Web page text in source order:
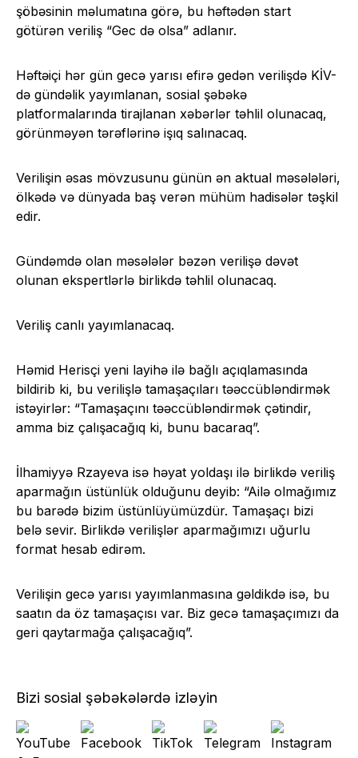
şöbəsinin məlumatına görə, bu həftədən start
götürən veriliş “Gec də olsa” adlanır.
Həftəiçi hər gün gecə yarısı efirə gedən verilişdə KİV-
də gündəlik yayımlanan, sosial şəbəkə
platformalarında tirajlanan xəbərlər təhlil olunacaq,
görünməyən tərəflərinə işıq salınacaq.
Verilişin əsas mövzusunu günün ən aktual məsələləri,
ölkədə və dünyada baş verən mühüm hadisələr təşkil
edir.
Gündəmdə olan məsələlər bəzən verilişə dəvət
olunan ekspertlərlə birlikdə təhlil olunacaq.
Veriliş canlı yayımlanacaq.
Həmid Herisçi yeni layihə ilə bağlı açıqlamasında
bildirib ki, bu verilişlə tamaşaçıları təəccübləndirmək
istəyirlər: “Tamaşaçını təəccübləndirmək çətindir,
amma biz çalışacağıq ki, bunu bacaraq”.
İlhamiyyə Rzayeva isə həyat yoldaşı ilə birlikdə veriliş
aparmağın üstünlük olduğunu deyib: “Ailə olmağımız
bu barədə bizim üstünlüyümüzdür. Tamaşaçı bizi
belə sevir. Birlikdə verilişlər aparmağımızı uğurlu
format hesab edirəm.
Verilişin gecə yarısı yayımlanmasına gəldikdə isə, bu
saatın da öz tamaşaçısı var. Biz gecə tamaşaçımızı da
geri qaytarmağa çalışacağıq”.
Bizi sosial şəbəkələrdə izləyin